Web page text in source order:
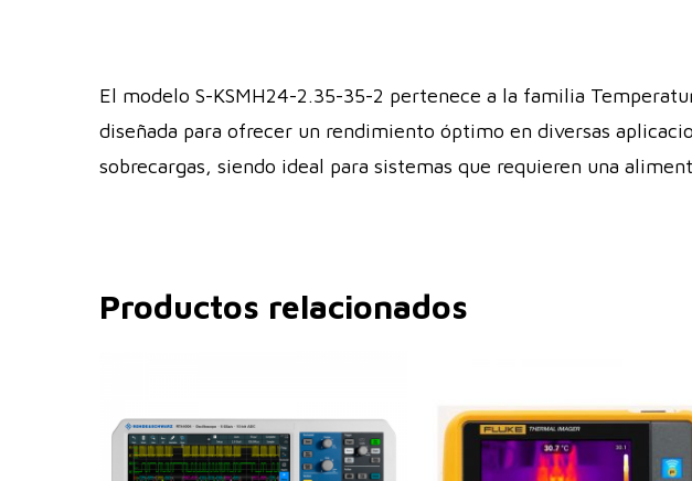
El modelo S-KSMH24-2.35-35-2 pertenece a la familia
diseñada para ofrecer un rendimiento óptimo en diversas
sobrecargas, siendo ideal para sistemas que requieren una
Productos relacionados